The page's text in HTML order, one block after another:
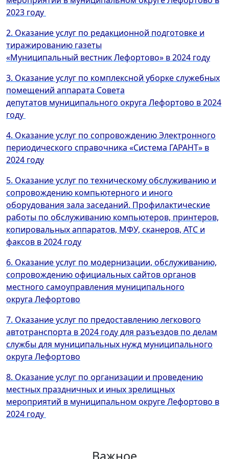
2023 году
2. Оказание услуг по редакционной подготовке и
тиражированию газеты
«Муниципальный вестник Лефортово» в 2024 году
3. Оказание услуг по комплексной уборке служебных
помещений аппарата Совета
депутатов муниципального округа Лефортово в 2024
году
4. Оказание услуг по сопровождению Электронного
периодического справочника «Система ГАРАНТ» в
2024 году
5. Оказание услуг по техническому обслуживанию и
сопровождению компьютерного и иного
оборудования зала заседаний. Профилактические
работы по обслуживанию компьютеров, принтеров,
копировальных аппаратов, МФУ, сканеров, АТС и
факсов в 2024 году
6. Оказание услуг по модернизации, обслуживанию,
сопровождению официальных сайтов органов
местного самоуправления муниципального
округа Лефортово
7. Оказание услуг по предоставлению легкового
автотранспорта в 2024 году для разъездов по делам
службы для муниципальных нужд муниципального
округа Лефортово
8. Оказание услуг по организации и проведению
местных праздничных и иных зрелищных
мероприятий в муниципальном округе Лефортово в
2024 году